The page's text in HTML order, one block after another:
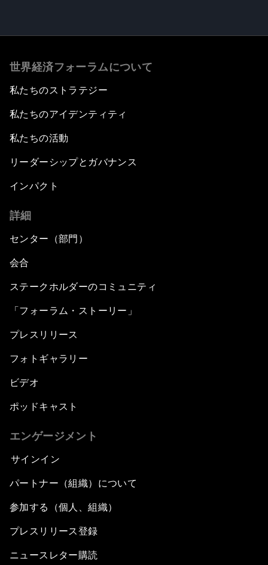
世界経済フォーラムについて
私たちのストラテジー
私たちのアイデンティティ
私たちの活動
リーダーシップとガバナンス
インパクト
詳細
センター（部門）
会合
ステークホルダーのコミュニティ
「フォーラム・ストーリー」
プレスリリース
フォトギャラリー
ビデオ
ポッドキャスト
エンゲージメント
サインイン
パートナー（組織）について
参加する（個人、組織）
プレスリリース登録
ニュースレター購読